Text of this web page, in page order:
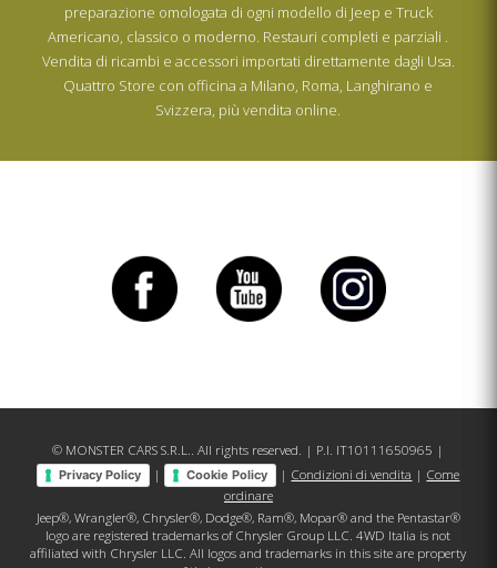
preparazione omologata di ogni modello di Jeep e Truck
Americano, classico o moderno. Restauri completi e parziali .
Vendita di ricambi e accessori importati direttamente dagli Usa.
Quattro Store con officina a Milano, Roma, Langhirano e
Svizzera, più vendita online.
© MONSTER CARS S.R.L.. All rights reserved. | P.I. IT10111650965 |
Privacy Policy | Cookie Policy | Condizioni di vendita | Come
ordinare
Jeep®, Wrangler®, Chrysler®, Dodge®, Ram®, Mopar® and the Pentastar®
logo are registered trademarks of Chrysler Group LLC. 4WD Italia is not
affiliated with Chrysler LLC. All logos and trademarks in this site are property